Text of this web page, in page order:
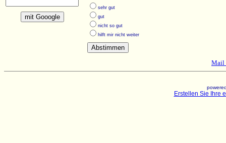
sehr gut
gut
nicht so gut
hilft mir nicht weiter
Mail
Erstellen Sie Ihre